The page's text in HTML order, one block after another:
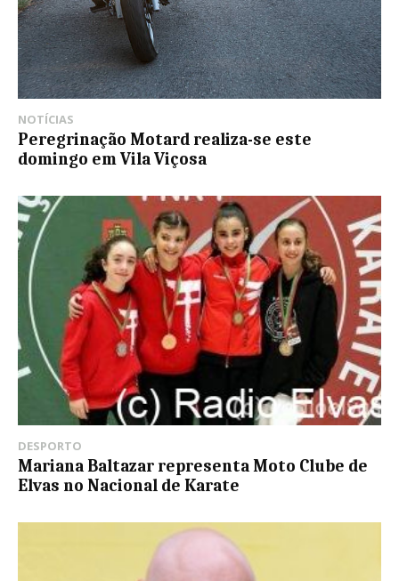
NOTÍCIAS
Peregrinação Motard realiza-se este
domingo em Vila Viçosa
DESPORTO
Mariana Baltazar representa Moto Clube de
Elvas no Nacional de Karate